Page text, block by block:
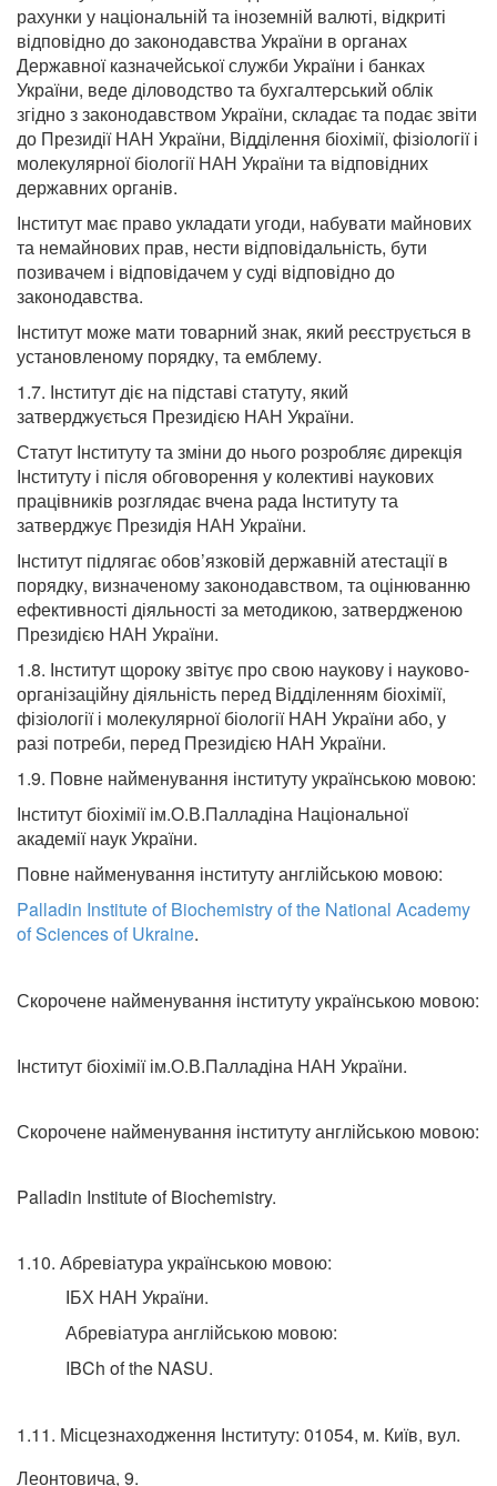
рахунки у національній та іноземній валюті, відкриті
відповідно до законодавства України в органах
Державної казначейської служби України і банках
України, веде діловодство та бухгалтерський облік
згідно з законодавством України, складає та подає звіти
до Президії НАН України, Відділення біохімії, фізіології і
молекулярної біології НАН України та відповідних
державних органів.
Інститут має право укладати угоди, набувати майнових
та немайнових прав, нести відповідальність, бути
позивачем і відповідачем у суді відповідно до
законодавства.
Інститут може мати товарний знак, який реєструється в
установленому порядку, та емблему.
1.7. Інститут діє на підставі статуту, який
затверджується Президією НАН України.
Статут Інституту та зміни до нього розробляє дирекція
Інституту і після обговорення у колективі наукових
працівників розглядає вчена рада Інституту та
затверджує Президія НАН України.
Інститут підлягає обов’язковій державній атестації в
порядку, визначеному законодавством, та оцінюванню
ефективності діяльності за методикою, затвердженою
Президією НАН України.
1.8. Інститут щороку звітує про свою наукову і науково-
організаційну діяльність перед Відділенням біохімії,
фізіології і молекулярної біології НАН України або, у
разі потреби, перед Президією НАН України.
1.9. Повне найменування інституту українською мовою:
Інститут біохімії ім.О.В.Палладіна Національної
академії наук України.
Повне найменування інституту англійською мовою:
Palladin Institute of Biochemistry of the National Academy
of Sciences of Ukraine.
Скорочене найменування інституту українською мовою:
Інститут біохімії ім.О.В.Палладіна НАН України.
Скорочене найменування інституту англійською мовою:
Palladin Institute of Biochemistry.
1.10. Абревіатура українською мовою:
ІБХ НАН України.
Абревіатура англійською мовою:
IBCh of the NASU.
1.11. Місцезнаходження Інституту: 01054, м. Київ, вул.
Леонтовича, 9.